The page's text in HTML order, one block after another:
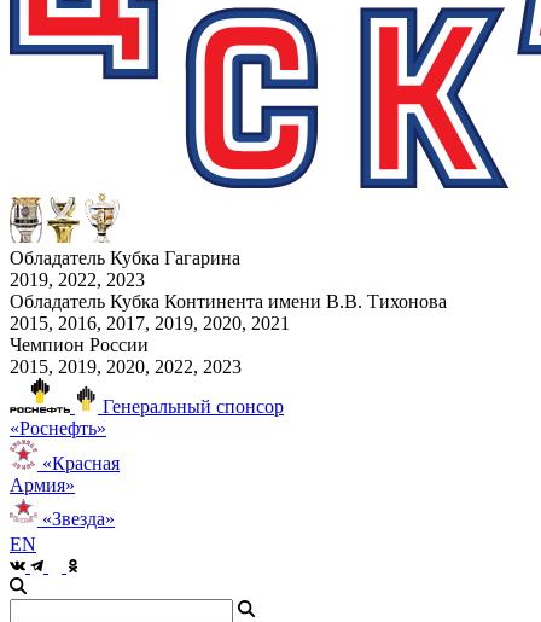
Обладатель Кубка Гагарина
2019, 2022, 2023
Обладатель Кубка Континента имени В.В. Тихонова
2015, 2016, 2017, 2019, 2020, 2021
Чемпион России
2015, 2019, 2020, 2022, 2023
Генеральный спонсор
«Роснефть»
«Красная
Армия»
«Звезда»
EN